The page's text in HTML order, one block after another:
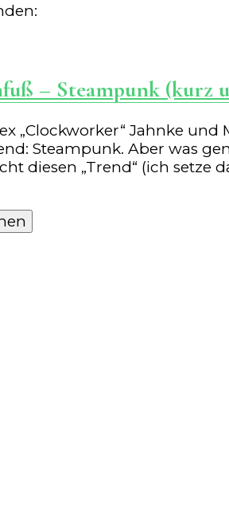
– Steampunk (kurz
„Clockworker“ Jahnke
Steampunk. Aber was
diesen „Trend“ (ich